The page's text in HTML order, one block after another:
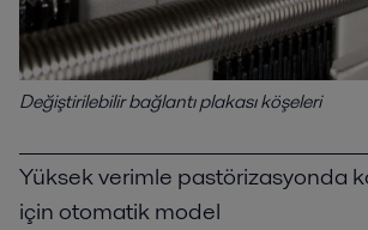
Değiştirilebilir bağlantı plakası köşeleri
Yüksek verimle pastörizasyonda
için otomatik model